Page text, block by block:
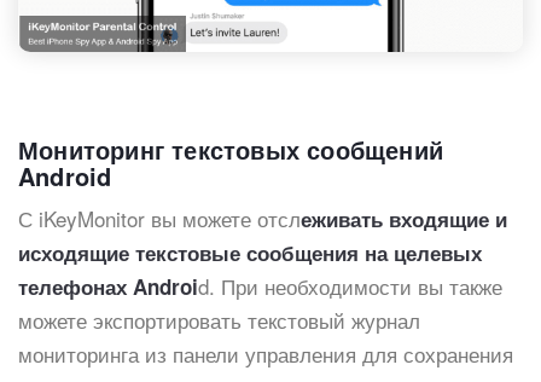
Мониторинг текстовых сообщений
Android
С iKeyMonitor вы можете отслеживать входящие и
исходящие текстовые сообщения на целевых
телефонах Android. При необходимости вы также
можете экспортировать текстовый журнал
мониторинга из панели управления для сохранения